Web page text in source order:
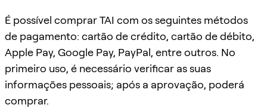
É possível comprar TAI com os seguintes métodos
de pagamento: cartão de crédito, cartão de débito,
Apple Pay, Google Pay, PayPal, entre outros. No
primeiro uso, é necessário verificar as suas
informações pessoais; após a aprovação, poderá
comprar.